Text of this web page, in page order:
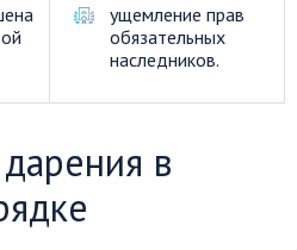
ущемление прав
обязательных
наследников.
в